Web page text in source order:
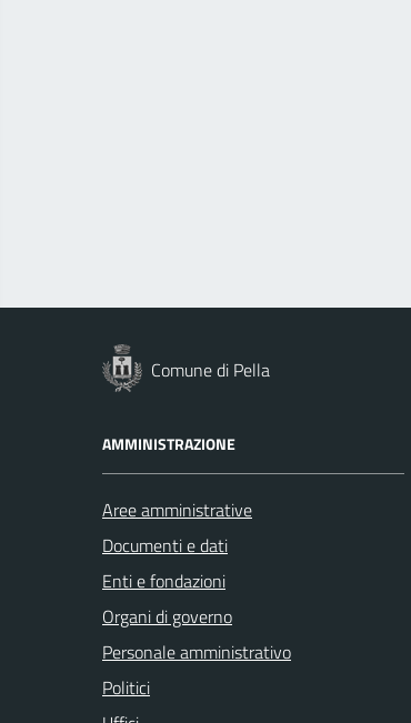
Comune di Pella
AMMINISTRAZIONE
Aree amministrative
Documenti e dati
Enti e fondazioni
Organi di governo
Personale amministrativo
Politici